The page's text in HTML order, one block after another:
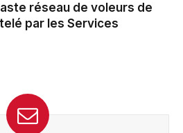
réseau de voleurs de
par les Services